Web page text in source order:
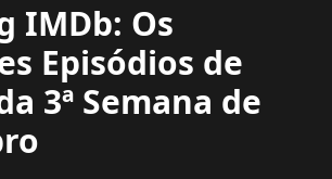
IMDb: Os
Episódios de
3ª Semana de